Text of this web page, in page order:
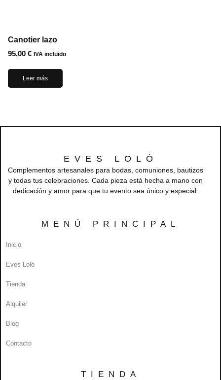
Canotier lazo
95,00 € IVA incluido
Leer más
EVES LOLÓ
Complementos artesanales para bodas, comuniones, bautizos
y todas tus celebraciones. Cada pieza está hecha a mano con
dedicación y amor para que tu evento sea único y especial.
MENÚ PRINCIPAL
Inicio
Eves Loló
Tienda
Alquiler
Blog
Contacto
TIENDA